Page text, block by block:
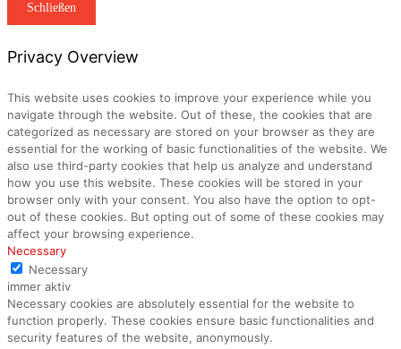
Schließen
Privacy Overview
This website uses cookies to improve your experience while you
navigate through the website. Out of these, the cookies that are
categorized as necessary are stored on your browser as they are
essential for the working of basic functionalities of the website. We
also use third-party cookies that help us analyze and understand
how you use this website. These cookies will be stored in your
browser only with your consent. You also have the option to opt-
out of these cookies. But opting out of some of these cookies may
affect your browsing experience.
Necessary
Necessary
immer aktiv
Necessary cookies are absolutely essential for the website to
function properly. These cookies ensure basic functionalities and
security features of the website, anonymously.